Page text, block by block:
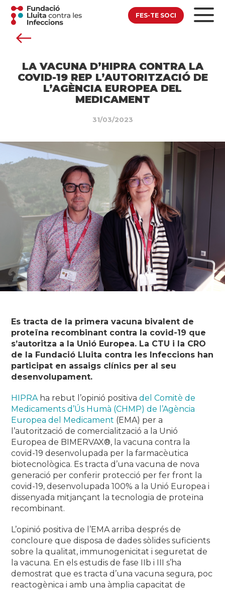
FES-TE SOCI
LA VACUNA D’HIPRA CONTRA LA
COVID-19 REP L’AUTORITZACIÓ DE
L’AGÈNCIA EUROPEA DEL
MEDICAMENT
31/03/2023
Es tracta de la primera vacuna bivalent de
proteïna recombinant contra la covid-19 que
s’autoritza a la Unió Europea. La CTU i la CRO
de la Fundació Lluita contra les Infeccions han
participat en assaigs clínics per al seu
desenvolupament.
HIPRAha rebut l’opinió positivadel Comitè de
Medicaments d’Ús Humà (CHMP) de l’Agència
Europea del Medicament (EMA) per a
l’autorització de comercialització a la Unió
Europea de BIMERVAX®, la vacuna contra la
covid-19 desenvolupada per la farmacèutica
biotecnològica. Es tracta d’una vacuna de nova
generació per conferir protecció per fer front la
covid-19, desenvolupada 100% a la Unió Europea i
dissenyada mitjançant la tecnologia de proteïna
recombinant.
L’opinió positiva de l’EMA arriba després de
concloure que disposa de dades sòlides suficients
sobre la qualitat, immunogenicitat i seguretat de
la vacuna. En els estudis de fase IIb i III s’ha
demostrat que es tracta d’una vacuna segura, poc
reactogènica i amb una àmplia capacitat de